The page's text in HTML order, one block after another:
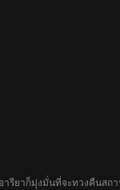
รียาก็มุ่งมั่นที่จะทวงคืนสถ